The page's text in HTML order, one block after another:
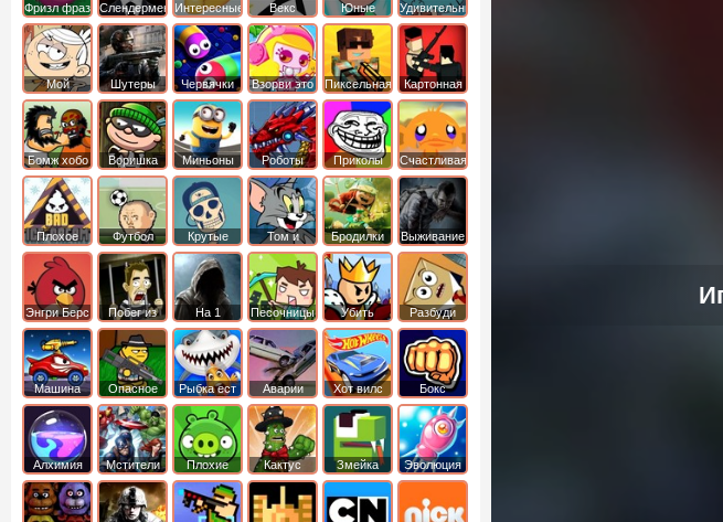
Фризл фраз Слендермен Интересные Векс
Юные
титаны
вперед
Удивительный
мир
Гамбола
Мой
шумный
дом
Шутеры Червячки Взорви это
Пиксельная
война
Картонная
башка
Бомж хобо
Воришка
боб
Миньоны
Роботы
динозавры
Приколы
Счастливая
обезьянка
Плохое
мороженое
Футбол
головами
Крутые
Том и
джерри
Бродилки
Приключения
Выживание
Энгри Берс
Побег из
тюрьмы
На 1 Песочницы
Убить
короля
Разбуди
коробку
Машина
ест
машину
Опасное
оружие
Рыбка ест
рыбку
Аварии
машин
Хот вилс Бокс
Алхимия Мстители
Плохие
свинки
Кактус
маккой
Змейка Эволюция